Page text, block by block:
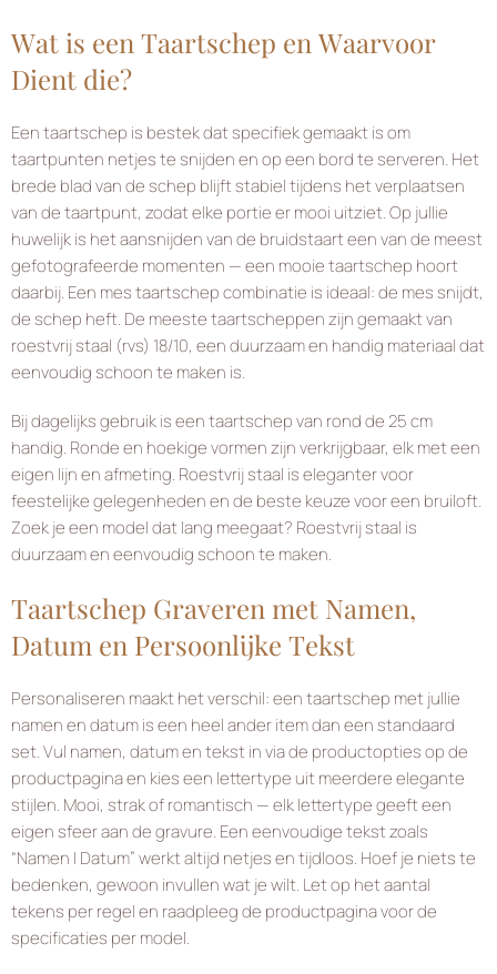
Wat is een Taartschep en Waarvoor
Dient die?
Een taartschep is bestek dat specifiek gemaakt is om
taartpunten netjes te snijden en op een bord te serveren. Het
brede blad van de schep blijft stabiel tijdens het verplaatsen
van de taartpunt, zodat elke portie er mooi uitziet. Op jullie
huwelijk is het aansnijden van de bruidstaart een van de meest
gefotografeerde momenten — een mooie taartschep hoort
daarbij. Een mes taartschep combinatie is ideaal: de mes snijdt,
de schep heft. De meeste taartscheppen zijn gemaakt van
roestvrij staal (rvs) 18/10, een duurzaam en handig materiaal dat
eenvoudig schoon te maken is.
Bij dagelijks gebruik is een taartschep van rond de 25 cm
handig. Ronde en hoekige vormen zijn verkrijgbaar, elk met een
eigen lijn en afmeting. Roestvrij staal is eleganter voor
feestelijke gelegenheden en de beste keuze voor een bruiloft.
Zoek je een model dat lang meegaat? Roestvrij staal is
duurzaam en eenvoudig schoon te maken.
Taartschep Graveren met Namen,
Datum en Persoonlijke Tekst
Personaliseren maakt het verschil: een taartschep met jullie
namen en datum is een heel ander item dan een standaard
set. Vul namen, datum en tekst in via de productopties op de
productpagina en kies een lettertype uit meerdere elegante
stijlen. Mooi, strak of romantisch — elk lettertype geeft een
eigen sfeer aan de gravure. Een eenvoudige tekst zoals
“Namen | Datum” werkt altijd netjes en tijdloos. Hoef je niets te
bedenken, gewoon invullen wat je wilt. Let op het aantal
tekens per regel en raadpleeg de productpagina voor de
specificaties per model.